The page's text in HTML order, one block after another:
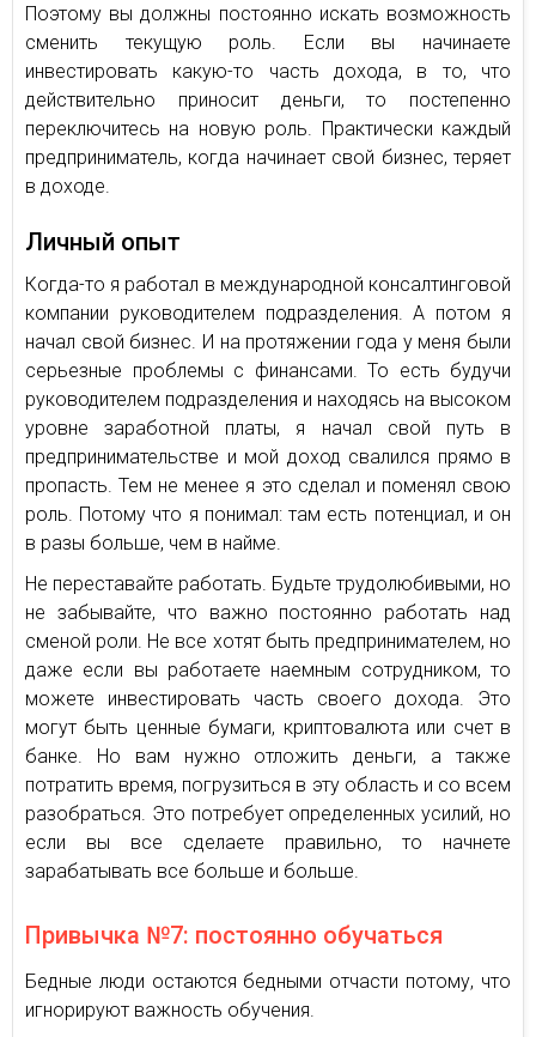
Поэтому вы должны постоянно искать возможность
сменить текущую роль. Если вы начинаете
инвестировать какую-то часть дохода, в то, что
действительно приносит деньги, то постепенно
переключитесь на новую роль. Практически каждый
предприниматель, когда начинает свой бизнес, теряет
в доходе.
Личный опыт
Когда-то я работал в международной консалтинговой
компании руководителем подразделения. А потом я
начал свой бизнес. И на протяжении года у меня были
серьезные проблемы с финансами. То есть будучи
руководителем подразделения и находясь на высоком
уровне заработной платы, я начал свой путь в
предпринимательстве и мой доход свалился прямо в
пропасть. Тем не менее я это сделал и поменял свою
роль. Потому что я понимал: там есть потенциал, и он
в разы больше, чем в найме.
Не переставайте работать. Будьте трудолюбивыми, но
не забывайте, что важно постоянно работать над
сменой роли. Не все хотят быть предпринимателем, но
даже если вы работаете наемным сотрудником, то
можете инвестировать часть своего дохода. Это
могут быть ценные бумаги, криптовалюта или счет в
банке. Но вам нужно отложить деньги, а также
потратить время, погрузиться в эту область и со всем
разобраться. Это потребует определенных усилий, но
если вы все сделаете правильно, то начнете
зарабатывать все больше и больше.
Привычка №7: постоянно обучаться
Бедные люди остаются бедными отчасти потому, что
игнорируют важность обучения.